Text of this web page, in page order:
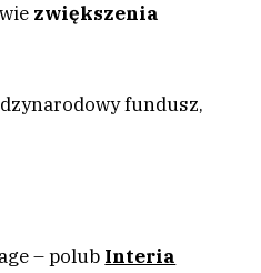
zwiększenia
fundusz,
– polub Interia